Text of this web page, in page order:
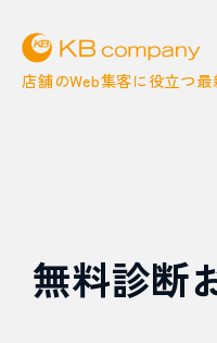
店舗のWeb集客に役立つ
Menu
SNS
無料診断